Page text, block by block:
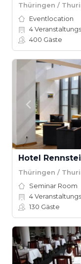
Thüringen /
Eventlocation
4
400 Gäste
Hotel
Thüringen /
Seminar Room
4
130 Gäste